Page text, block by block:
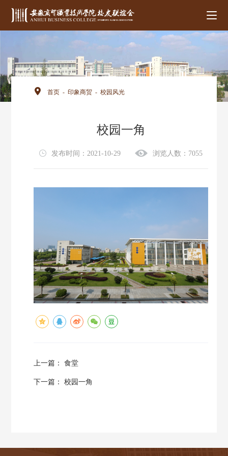
首页 - 印象商贸 - 校园风光
校园一角
发布时间：2021-10-29 浏览人数：7055
上一篇： 食堂
下一篇： 校园一角